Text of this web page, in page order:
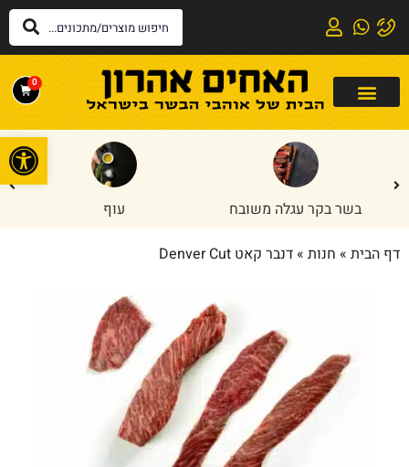
0
בשר בקר עגלה משובח עוף
דף הבית » חנות »דנבר קאט Denver Cut